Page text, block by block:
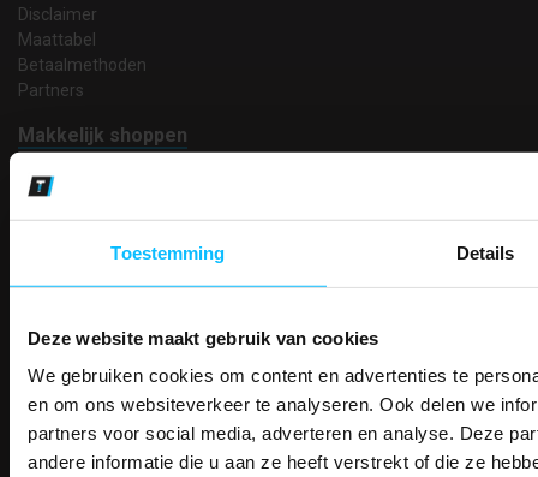
Toestemming Details
Deze website maakt gebruik van cookies
We gebruiken cookies om content en advertenties te
en om ons websiteverkeer te analyseren. Ook delen we
partners voor social media, adverteren en analyse. Deze
andere informatie die u aan ze heeft verstrekt of die ze
Disclaimer
Maattabel
Betaalmethoden
Partners
Makkelijk shoppen
Bedruk- en borduurservice
14 Dagen tijd om te herroepen
Betaalwijze
Inschrijven
Contact
ONTVANG
KORTING OP
PAK